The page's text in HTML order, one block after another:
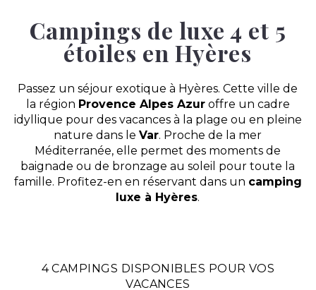
Campings de luxe 4 et 5
étoiles en Hyères
Passez un séjour exotique à Hyères. Cette ville de
la région Provence Alpes Azuroffre un cadre
idyllique pour des vacances à la plage ou en pleine
nature dans leVar. Proche de la mer
Méditerranée, elle permet des moments de
baignade ou de bronzage au soleil pour toute la
famille. Profitez-en en réservant dans un camping
luxe à Hyères.
4 CAMPINGS DISPONIBLES POUR VOS
VACANCES